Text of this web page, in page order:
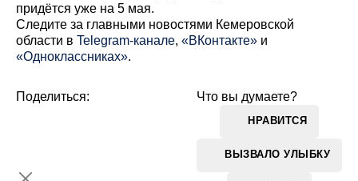
придётся уже на 5 мая.
Cледите за главными новостями Кемеровской
области в Telegram-канале, «ВКонтакте» и
«Одноклассниках».
Что вы думаете?
НРАВИТСЯ
ВЫЗВАЛО УЛЫБКУ
Поделиться: